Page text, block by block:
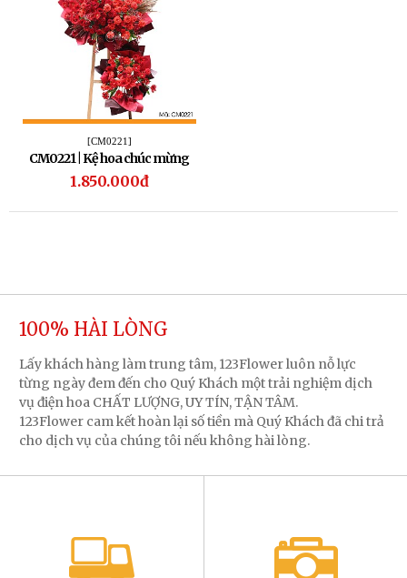
[CM0221]
CM0221 | Kệ hoa chúc mừng
221
1.850.000đ
100% HÀI LÒNG
Lấy khách hàng làm trung tâm, 123Flower luôn nỗ lực
từng ngày đem đến cho Quý Khách một trải nghiệm dịch
vụ điện hoa CHẤT LƯỢNG, UY TÍN, TẬN TÂM.
123Flower cam kết hoàn lại số tiền mà Quý Khách đã chi trả
cho dịch vụ của chúng tôi nếu không hài lòng.